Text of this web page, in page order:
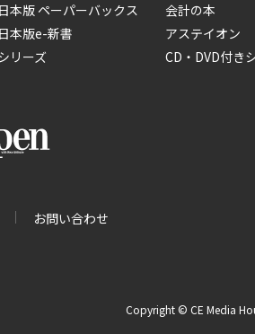
本版 ペーパーバックス
本版e-新書
リーズ
会計の本
アステイオン
CD・DVD付き
お問い合わせ
Copyright © CE Media